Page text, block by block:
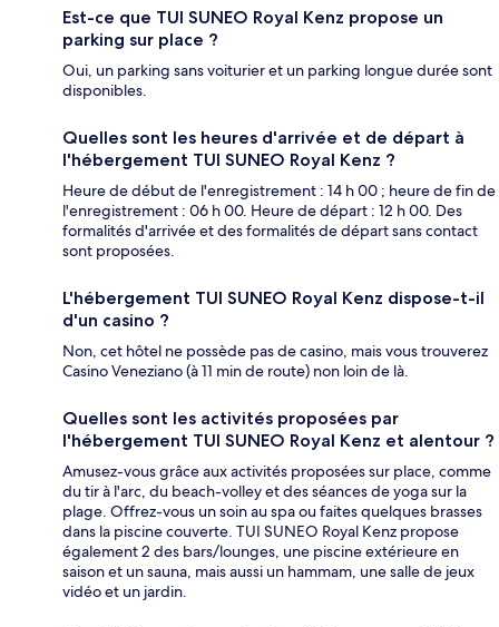
Est-ce que TUI SUNEO Royal Kenz propose un
parking sur place ?
Oui, un parking sans voiturier et un parking longue durée sont
disponibles.
Quelles sont les heures d'arrivée et de départ à
l'hébergement TUI SUNEO Royal Kenz ?
Heure de début de l'enregistrement : 14 h 00 ; heure de fin de
l'enregistrement : 06 h 00. Heure de départ : 12 h 00. Des
formalités d'arrivée et des formalités de départ sans contact
sont proposées.
L'hébergement TUI SUNEO Royal Kenz dispose-t-il
d'un casino ?
Non, cet hôtel ne possède pas de casino, mais vous trouverez
Casino Veneziano (à 11 min de route) non loin de là.
Quelles sont les activités proposées par
l'hébergement TUI SUNEO Royal Kenz et alentour ?
Amusez-vous grâce aux activités proposées sur place, comme
du tir à l'arc, du beach-volley et des séances de yoga sur la
plage. Offrez-vous un soin au spa ou faites quelques brasses
dans la piscine couverte. TUI SUNEO Royal Kenz propose
également 2 des bars/lounges, une piscine extérieure en
saison et un sauna, mais aussi un hammam, une salle de jeux
vidéo et un jardin.